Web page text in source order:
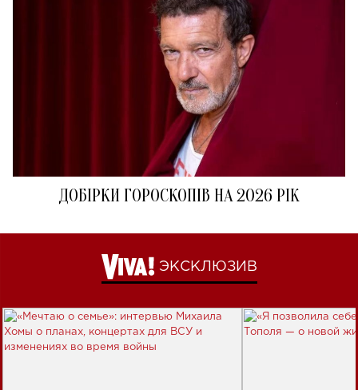
ДОБІРКИ ГОРОСКОПІВ НА 2026 РІК
ЭКСКЛЮЗИВ